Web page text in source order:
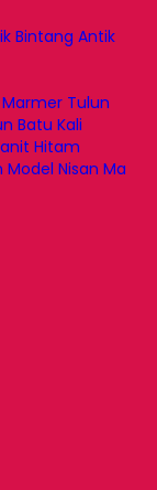
Bintang Antik
Tulun
Batu Kali
Hitam
Nisan Ma